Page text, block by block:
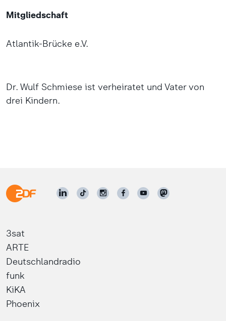
Mitgliedschaft
Atlantik-Brücke e.V.
Dr. Wulf Schmiese ist verheiratet und Vater von
drei Kindern.
3sat
ARTE
Deutschlandradio
funk
KiKA
Phoenix